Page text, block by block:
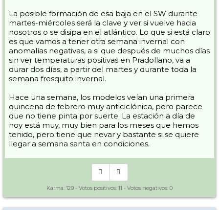
La posible formación de esa baja en el SW durante
martes-miércoles será la clave y ver si vuelve hacia
nosotros o se disipa en el atlántico. Lo que si está claro
es que vamos a tener otra semana invernal con
anomalías negativas, a si que después de muchos días
sin ver temperaturas positivas en Pradollano, va a
durar dos días, a partir del martes y durante toda la
semana fresquito invernal.
Hace una semana, los modelos veían una primera
quincena de febrero muy anticiclónica, pero parece
que no tiene pinta por suerte. La estación a día de
hoy está muy, muy bien para los meses que hemos
tenido, pero tiene que nevar y bastante si se quiere
llegar a semana santa en condiciones.
Karma: 129 - Votos positivos: 11 - Votos negativos: 0